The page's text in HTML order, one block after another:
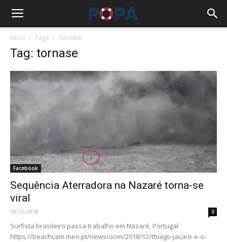
Início Tags Tornase
Tag: tornase
Facebook
Sequência Aterradora na Nazaré torna-se
viral
18/12/2018 0
Surfista brasileiro passa trabalho em Nazaré, Portugal
https://beachcam.meo.pt/newsroom/2018/12/thiago-jacare-e-o-